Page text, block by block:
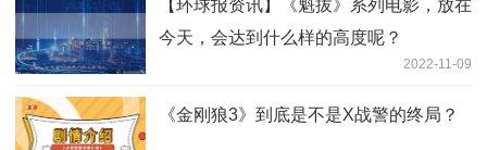
【环球报资讯】《魁拔》系列电影，放在
今天，会达到什么样的高度呢？
2022-11-09
《金刚狼3》到底是不是X战警的终局？